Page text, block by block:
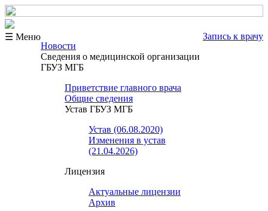
☰ Меню
Запись к врачу
Новости
Сведения о медицинской организации
ГБУЗ МГБ
Приветствие главного врача
Общие сведения
Устав ГБУЗ МГБ
Устав (06.08.2020)
Изменения в устав
(21.04.2026)
Лицензия
Актуальные лицензии
Архив